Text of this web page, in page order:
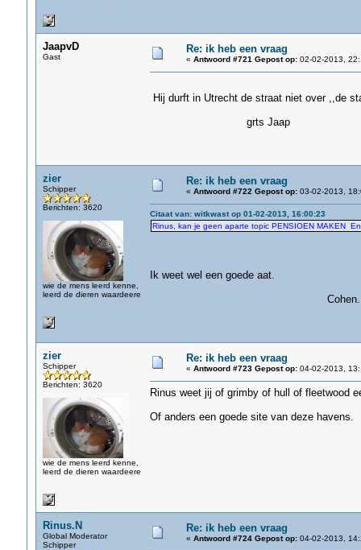
JaapvD
Gast
Re: ik heb een vraag
« Antwoord #721 Gepost op:02-02-2013,
Hij durft in Utrecht de straat niet over ,,de
grts Jaap
zier
Schipper
Berichten: 3620
wie de mens leerd kenne,
leerd de dieren waardeere
Re: ik heb een vraag
« Antwoord #722 Gepost op:03-02-2013,
Citaat van: witkwast op 01-02-2013, 16:00:23
Rinus, kan je geen aparte topic PENSIOEN MAKEN
Ik weet wel een goede aat.
Cohen.
zier
Schipper
Berichten: 3620
wie de mens leerd kenne,
leerd de dieren waardeere
Re: ik heb een vraag
« Antwoord #723 Gepost op:04-02-2013,
Rinus weet jij of grimby of hull of fleetwood
Of anders een goede site van deze havens.
Rinus.N
Global Moderator
Schipper
Re: ik heb een vraag
« Antwoord #724 Gepost op:04-02-2013,